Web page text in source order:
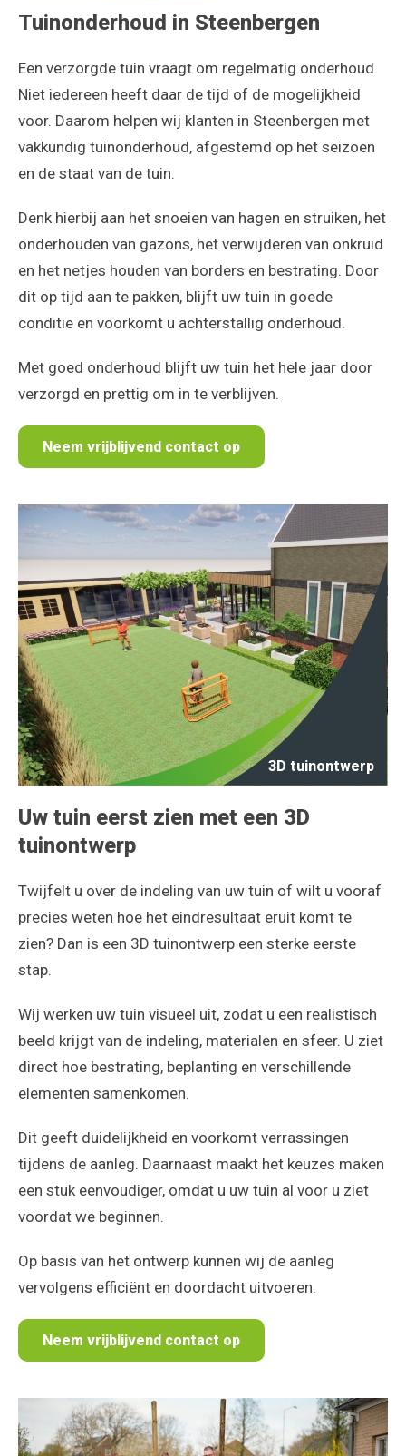
Tuinonderhoud in Steenbergen
Een verzorgde tuin vraagt om regelmatig onderhoud.
Niet iedereen heeft daar de tijd of de mogelijkheid
voor. Daarom helpen wij klanten in Steenbergen met
vakkundig tuinonderhoud, afgestemd op het seizoen
en de staat van de tuin.
Denk hierbij aan het snoeien van hagen en struiken, het
onderhouden van gazons, het verwijderen van onkruid
en het netjes houden van borders en bestrating. Door
dit op tijd aan te pakken, blijft uw tuin in goede
conditie en voorkomt u achterstallig onderhoud.
Met goed onderhoud blijft uw tuin het hele jaar door
verzorgd en prettig om in te verblijven.
Neem vrijblijvend contact op
3D tuinontwerp
Uw tuin eerst zien met een 3D
tuinontwerp
Twijfelt u over de indeling van uw tuin of wilt u vooraf
precies weten hoe het eindresultaat eruit komt te
zien? Dan is een 3D tuinontwerp een sterke eerste
stap.
Wij werken uw tuin visueel uit, zodat u een realistisch
beeld krijgt van de indeling, materialen en sfeer. U ziet
direct hoe bestrating, beplanting en verschillende
elementen samenkomen.
Dit geeft duidelijkheid en voorkomt verrassingen
tijdens de aanleg. Daarnaast maakt het keuzes maken
een stuk eenvoudiger, omdat u uw tuin al voor u ziet
voordat we beginnen.
Op basis van het ontwerp kunnen wij de aanleg
vervolgens efficiënt en doordacht uitvoeren.
Neem vrijblijvend contact op